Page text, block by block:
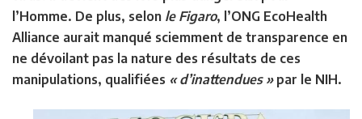
l’Homme. De plus, selon le Figaro, l’ONG EcoHealth
Alliance aurait manqué sciemment de transparence en
ne dévoilant pas la nature des résultats de ces
manipulations, qualifiées « d’inattendues »par le NIH.